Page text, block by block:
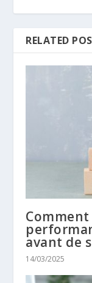
RELATED
avant de
14/03/2025